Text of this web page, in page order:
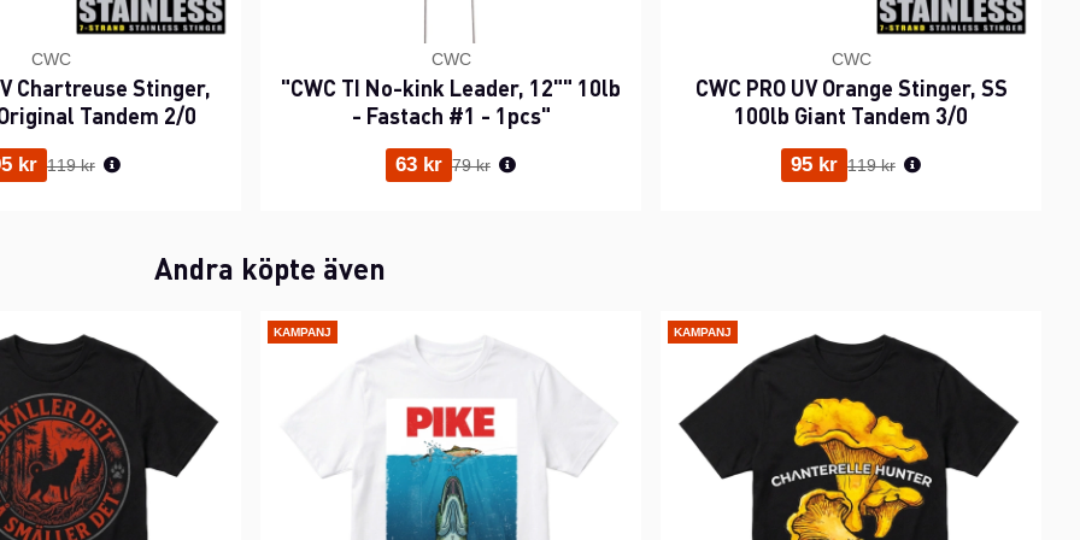
CWC
Chartreuse Stinger,
Tandem 2/0
kr Ordinarie pris:
119 kr
CWC
"CWC TI No-kink Leader, 12"" 10lb
- Fastach #1 - 1pcs"
63 kr Ordinarie pris:
79 kr
CWC
CWC PRO UV Orange Stinger, SS
100lb Giant Tandem 3/0
95 kr Ordinarie pris:
119 kr
Andra köpte även
KAMPANJ KAMPANJ